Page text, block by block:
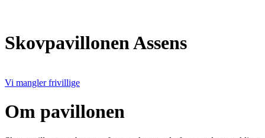
Skovpavillonen Assens
Vi mangler frivillige
Om pavillonen